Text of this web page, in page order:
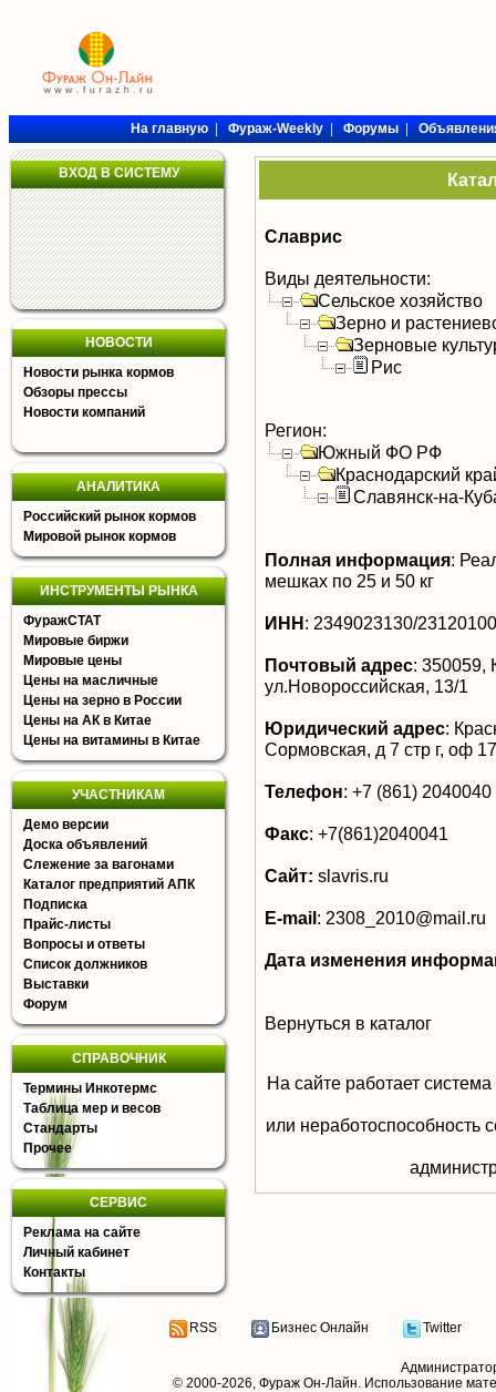
На главную|Фураж-Weekly|Форумы|
ВХОД В СИСТЕМУ
НОВОСТИ
Новости рынка кормов
Обзоры прессы
Новости компаний
АНАЛИТИКА
Российский рынок кормов
Мировой рынок кормов
ИНСТРУМЕНТЫ РЫНКА
ФуражСТАТ
Мировые биржи
Мировые цены
Цены на масличные
Цены на зерно в России
Цены на АК в Китае
Цены на витамины в Китае
УЧАСТНИКАМ
Демо версии
Доска объявлений
Слежение за вагонами
Каталог предприятий АПК
Подписка
Прайс-листы
Вопросы и ответы
Список должников
Выставки
Форум
СПРАВОЧНИК
Термины Инкотермс
Таблица мер и весов
Стандарты
Прочее
СЕРВИС
Реклама на сайте
Личный кабинет
Контакты
Славрис
Виды деятельности:
Сельское хозяйство
Зерно и
Зерновые
Рис
Регион:
Южный ФО РФ
Краснодарский
Славянск-на-
Полная информация:
мешках по 25 и 50 кг
ИНН: 2349023130/
Почтовый адрес: 350059,
ул.Новороссийская, 13/1
Юридический адрес:
Сормовская, д 7 стр г, оф
Телефон: +7 (861) 2040040
Факс: +7(861)2040041
Сайт: slavris.ru
E-mail: 2308_2010@mail.ru
Дата изменения
Вернуться в каталог
На сайте работает
или неработоспособность
RSS Бизнес Онлайн Twitter
© 2000-2026, Фураж Он-Лайн. Использование